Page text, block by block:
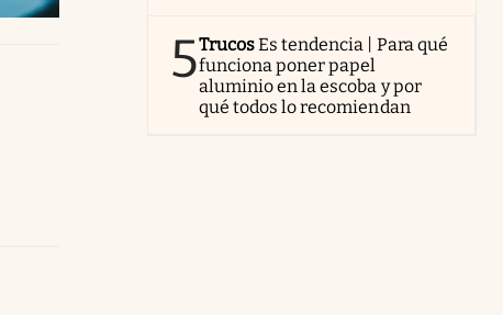
5TrucosEs tendencia | Para qué
funciona poner papel
aluminio en la escoba y por
qué todos lo recomiendan